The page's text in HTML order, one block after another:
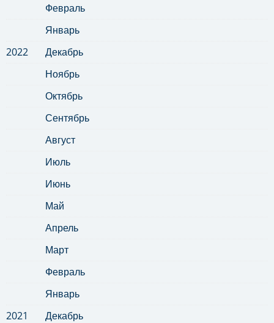
Февраль
Январь
2022
Декабрь
Ноябрь
Октябрь
Сентябрь
Август
Июль
Июнь
Май
Апрель
Март
Февраль
Январь
2021
Декабрь